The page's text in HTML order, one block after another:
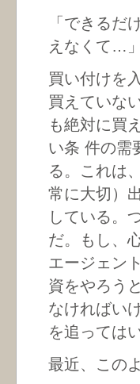
「できるだ
えなくて…」
買い付けを
買えていな
も絶対に買
い条 件の需
る。これは
常に大切）
している。
だ。もし、
エージェン
資をやろう
なければい
を追っては
最近、この